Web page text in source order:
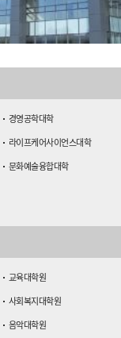
경영공학대학
라이프케어사이언스대학
문화예술융합대학
교육대학원
사회복지대학원
음악대학원